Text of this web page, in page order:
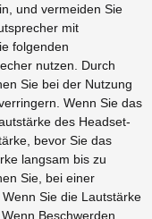
und vermeiden Sie
mit
folgenden
nutzen. Durch
Sie bei der Nutzung
Wenn Sie das
des Headset-
bevor Sie das
langsam bis zu
Sie, bei einer
Sie die Lautstärke
Beschwerden